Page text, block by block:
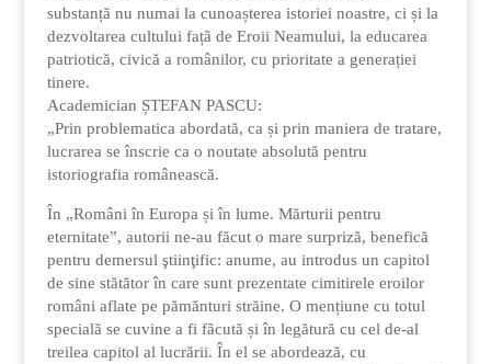
substanță nu numai la cunoașterea istoriei noastre, ci și la
dezvoltarea cultului fațã de Eroii Neamului, la educarea
patriotică, civică a românilor, cu prioritate a generației
tinere.
Academician ȘTEFAN PASCU:
„Prin problematica abordată, ca și prin maniera de tratare,
lucrarea se înscrie ca o noutate absolută pentru
istoriografia românească.
În „Români în Europa și în lume. Mărturii pentru
eternitate”, autorii ne-au făcut o mare surpriză, benefică
pentru demersul ştiinţific: anume, au introdus un capitol
de sine stătător în care sunt prezentate cimitirele eroilor
români aflate pe pămănturi străine. O mențiune cu totul
specială se cuvine a fi fãcută și în legătură cu cel de-al
treilea capitol al lucrării. În el se abordează, cu